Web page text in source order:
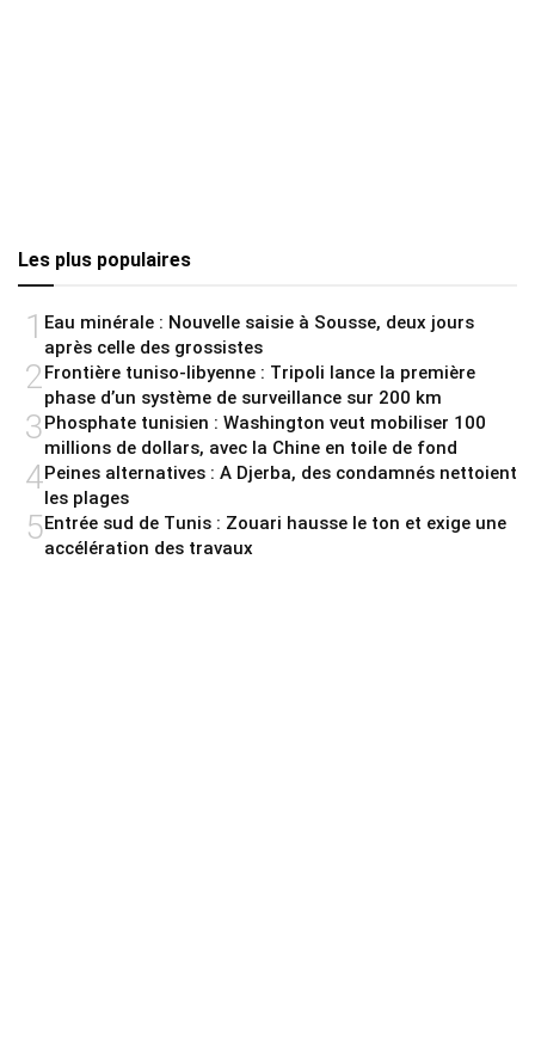
Les plus populaires
1 Eau minérale : Nouvelle saisie à Sousse, deux jours
après celle des grossistes
2Frontière tuniso-libyenne : Tripoli lance la première
phase d’un système de surveillance sur 200 km
3Phosphate tunisien : Washington veut mobiliser 100
millions de dollars, avec la Chine en toile de fond
4Peines alternatives : A Djerba, des condamnés nettoient
les plages
5Entrée sud de Tunis : Zouari hausse le ton et exige une
accélération des travaux